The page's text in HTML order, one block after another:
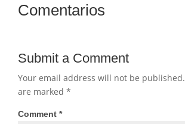
Comentarios
Submit a Comment
Your email address will not be published.
are marked *
Comment *